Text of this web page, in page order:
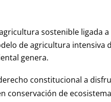
sostenible ligada
de agricultura intensiva
genera.
constitucional a
conservación de